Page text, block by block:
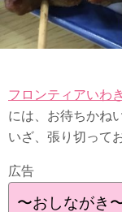
フロンティアいわき
には、お待ちかね
いざ、張り切って
広告
〜おしながき